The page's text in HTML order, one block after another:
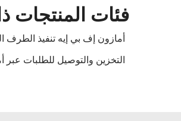
فئات المنتجات
أمازون إف بي إيه تنفيذ الطرف
التخزين والتوصيل للطلبات عبر